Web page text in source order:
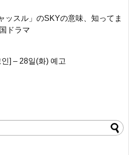
ッスル」のSKYの意味、知ってま
ドラマ
] – 28일(화) 예고